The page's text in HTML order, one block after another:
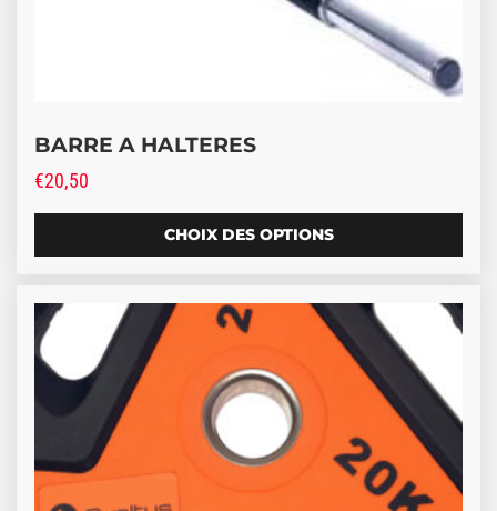
BARRE A HALTERES
€20,50
CHOIX DES OPTIONS